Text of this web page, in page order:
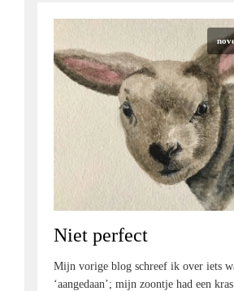
Niet perfect
Mijn vorige blog schreef ik over iets
‘aangedaan’; mijn zoontje had een